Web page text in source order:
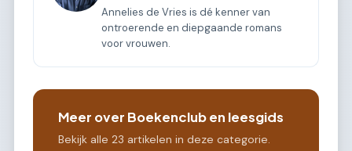
Annelies de Vries is dé kenner van
ontroerende en diepgaande romans
voor vrouwen.
Meer over Boekenclub en leesgids
Bekijk alle 23 artikelen in deze categorie.